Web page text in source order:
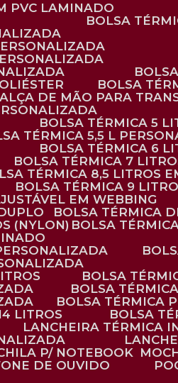
PVC LAMINADO
BOLSA
BOLSA
DE MÃO PARA
BOLSA TÉRMICA 5
TÉRMICA 5,5 L
BOLSA TÉRMICA 6
BOLSA TÉRMICA 7
TÉRMICA 8,5 LITROS
BOLSA TÉRMICA 9
EM WEBBING
BOLSA TÉRMICA
(NYLON)
BOLSA
BOLSA
BOLSA
BOLSA TÉRMICA
LITROS
BOLSA
LANCHEIRA TÉRMICA
P/ NOTEBOOK
DE OUVIDO